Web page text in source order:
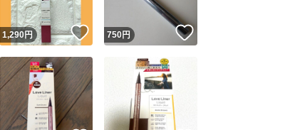
ね！
1,290円 いいね！
750円 いいね！